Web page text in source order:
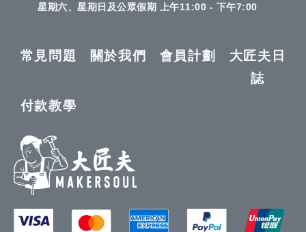
星期六、星期日及公眾假期 上午11:00 - 下午7:00
常見問題 關於我們 會員計劃
大匠夫日
誌
付款教學